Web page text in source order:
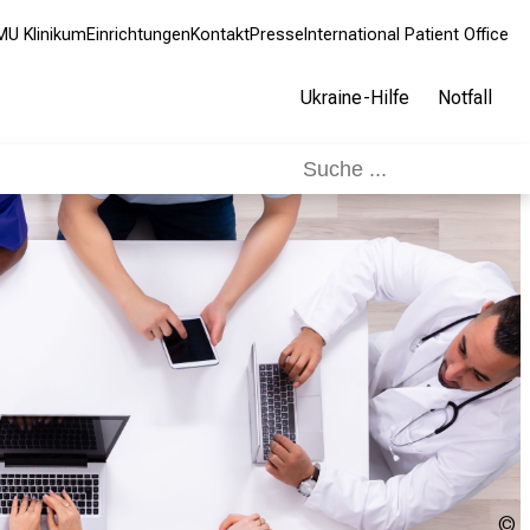
KlinikumEinrichtungenKontaktPresse International Patient Office
Ukraine-Hilfe Notfall